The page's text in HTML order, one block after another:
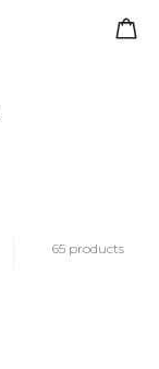
65 products